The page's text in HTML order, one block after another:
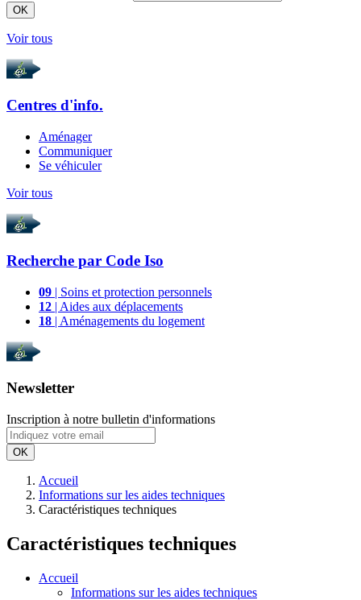
OK
Voir tous
Centres d'info.
Aménager
Communiquer
Se véhiculer
Voir tous
Recherche par Code Iso
09 | Soins et protection personnels
12 | Aides aux déplacements
18 | Aménagements du logement
Newsletter
Inscription à notre bulletin d'informations
OK
Accueil
Informations sur les aides techniques
Caractéristiques techniques
Caractéristiques techniques
Accueil
Informations sur les aides techniques